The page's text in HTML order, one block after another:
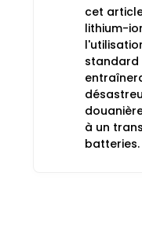
cet
lithium-
standard
à un
batteries.